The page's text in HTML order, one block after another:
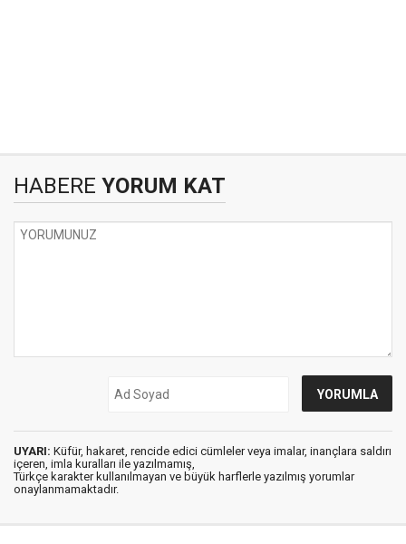
HABERE YORUM KAT
UYARI: Küfür, hakaret, rencide edici cümleler veya imalar, inançlara saldırı
içeren, imla kuralları ile yazılmamış,
Türkçe karakter kullanılmayan ve büyük harflerle yazılmış yorumlar
onaylanmamaktadır.